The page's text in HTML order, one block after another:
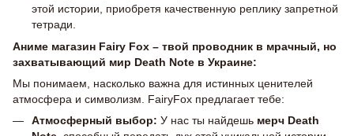
этой истории, приобретя качественную реплику запретной
тетради.
Аниме магазин Fairy Fox – твой проводник в мрачный, но
захватывающий мир Death Note в Украине:
Мы понимаем, насколько важна для истинных ценителей
атмосфера и символизм. FairyFox предлагает тебе:
Атмосферный выбор: У нас ты найдешь мерч Death